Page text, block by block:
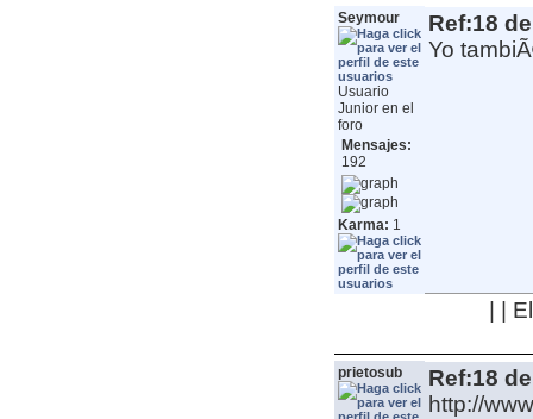
Seymour
Usuario
Junior en el
foro
Mensajes:
192
Karma: 1
Ref:18
Yo
| |
prietosub
Ref:18
http://